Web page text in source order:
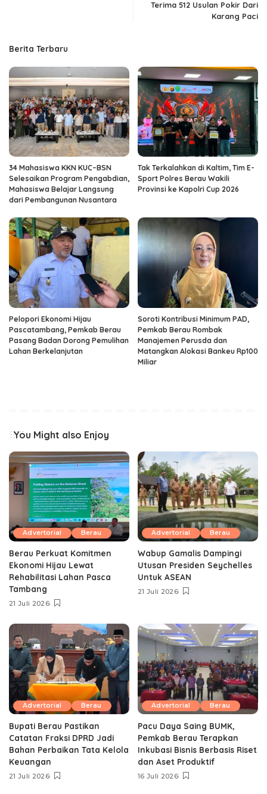
Terima 512 Usulan Pokir Dari
Karang Paci
Berita Terbaru
34 Mahasiswa KKN KUC–BSN
Selesaikan Program Pengabdian,
Mahasiswa Belajar Langsung
dari Pembangunan Nusantara
Tak Terkalahkan di Kaltim, Tim E-
Sport Polres Berau Wakili
Provinsi ke Kapolri Cup 2026
Pelopori Ekonomi Hijau
Pascatambang, Pemkab Berau
Pasang Badan Dorong Pemulihan
Lahan Berkelanjutan
Soroti Kontribusi Minimum PAD,
Pemkab Berau Rombak
Manajemen Perusda dan
Matangkan Alokasi Bankeu Rp100
Miliar
You Might also Enjoy
Advertorial Berau
Berau Perkuat Komitmen
Ekonomi Hijau Lewat
Rehabilitasi Lahan Pasca
Tambang
21 Juli 2026
Advertorial Berau
Wabup Gamalis Dampingi
Utusan Presiden Seychelles
Untuk ASEAN
21 Juli 2026
Advertorial Berau
Bupati Berau Pastikan
Catatan Fraksi DPRD Jadi
Bahan Perbaikan Tata Kelola
Keuangan
21 Juli 2026
Advertorial Berau
Pacu Daya Saing BUMK,
Pemkab Berau Terapkan
Inkubasi Bisnis Berbasis Riset
dan Aset Produktif ‎
16 Juli 2026